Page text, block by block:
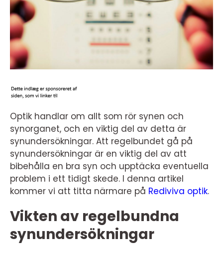
Optik handlar om allt som rör synen och
synorganet, och en viktig del av detta är
synundersökningar. Att regelbundet gå på
synundersökningar är en viktig del av att
bibehålla en bra syn och upptäcka eventuella
problem i ett tidigt skede. I denna artikel
kommer vi att titta närmare på Rediviva optik.
Vikten av regelbundna
synundersökningar